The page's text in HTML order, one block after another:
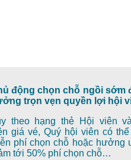
động chọn chỗ ngồi sớm
trọn vẹn quyền lợi hội
theo hạng thẻ Hội viên
giá vé, Quý hội viên có
phí chọn chỗ hoặc hưởng
tới 50% phí chọn chỗ…